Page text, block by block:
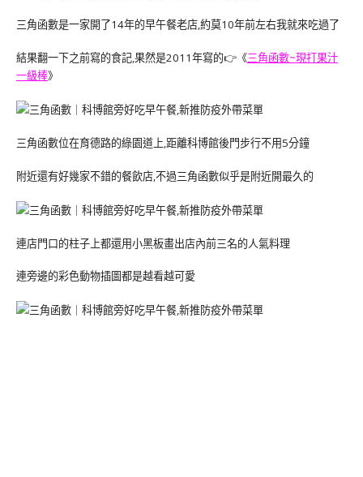
三角函數是一家開了14年的早午餐老店,約莫10年前左右我就來吃過了
結果翻一下之前寫的食記,果然是2011年寫的👉《三角函數~現打果汁
一級棒》
三角函數位在育德路的綠園道上,距離科博館後門步行不用5分鐘
附近還有好幾家不錯的餐飲店,不過三角函數似乎是附近開最久的
連店門口的柱子上都還用小黑板畫出店內前三名的人氣料理
連旁邊的彩色動物插圖都是越看越可愛